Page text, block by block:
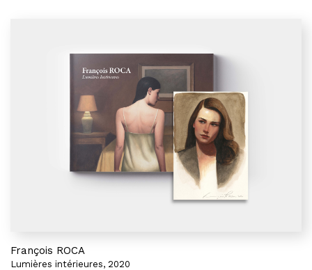
François ROCA
Lumières intérieures, 2020